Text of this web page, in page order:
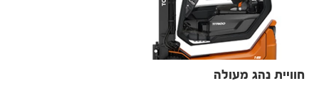
חוויית נהג מעולה